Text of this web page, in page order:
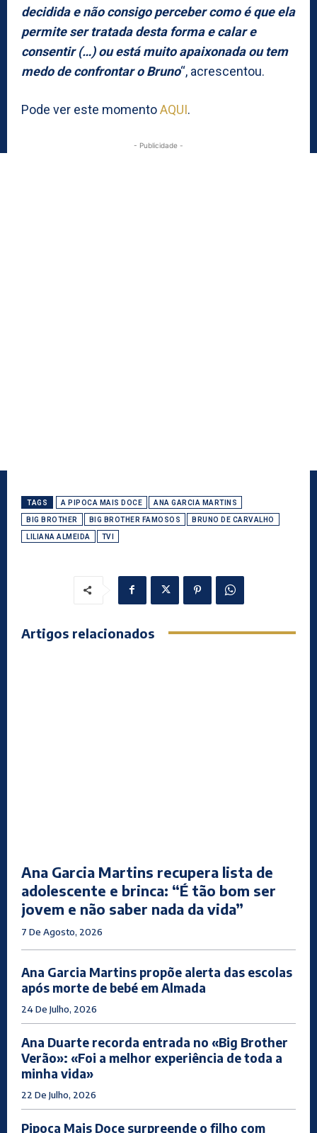
decidida e não consigo perceber como é que ela
permite ser tratada desta forma e calar e
consentir (…) ou está muito apaixonada ou tem
medo de confrontar o Bruno“, acrescentou.
Pode ver este momentoAQUI.
- Publicidade -
TAGS A PIPOCA MAIS DOCE ANA GARCIA MARTINS
BIG BROTHER BIG BROTHER FAMOSOS BRUNO DE CARVALHO
LILIANA ALMEIDA TVI
Artigos relacionados
Ana Garcia Martins recupera lista de
adolescente e brinca: “É tão bom ser
jovem e não saber nada da vida”
7 De Agosto, 2026
Ana Garcia Martins propõe alerta das escolas
após morte de bebé em Almada
24 De Julho, 2026
Ana Duarte recorda entrada no «Big Brother
Verão»: «Foi a melhor experiência de toda a
minha vida»
22 De Julho, 2026
Pipoca Mais Doce surpreende o filho com